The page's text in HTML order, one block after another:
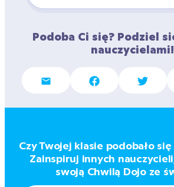
Podoba Ci się? Podziel
nauczycielami!
Czy Twojej klasie podobało
Zainspiruj innych
swoją Chwilą Dojo ze